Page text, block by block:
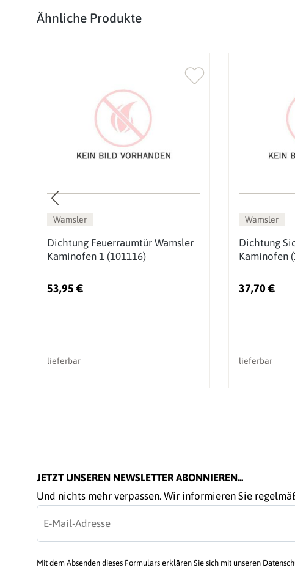
Produktgalerie überspringen
Ähnliche Produkte
Wamsler
Dichtung Feuerraumtür Wamsler
Kaminofen 1 (101116)
53,95 €
lieferbar
Wamsler
Dichtung
Kaminofen
37,70 €
lieferbar
JETZT UNSEREN NEWSLETTER ABONNIEREN...
Und nichts mehr verpassen. Wir informieren Sie
Mit dem Absenden dieses Formulars erklären Sie sich mit unseren